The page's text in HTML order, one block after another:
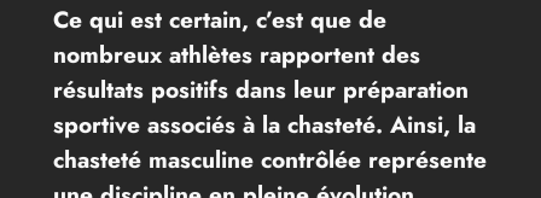
Ce qui est certain, c’est que de
nombreux athlètes rapportent des
résultats positifs dans leur préparation
sportive associés à la chasteté. Ainsi, la
chasteté masculine contrôlée représente